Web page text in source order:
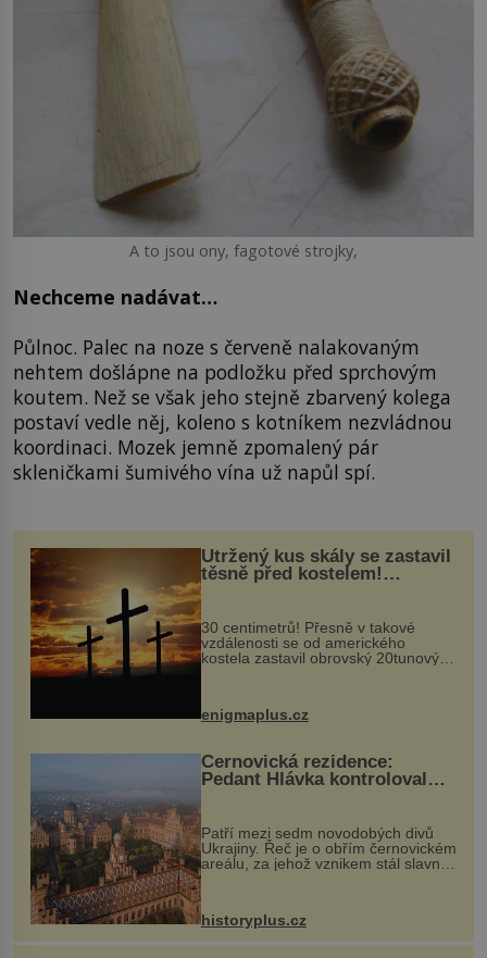
A to jsou ony, fagotové strojky,
Nechceme nadávat…
Půlnoc. Palec na noze s červeně nalakovaným
nehtem došlápne na podložku před sprchovým
koutem. Než se však jeho stejně zbarvený kolega
postaví vedle něj, koleno s kotníkem nezvládnou
koordinaci. Mozek jemně zpomalený pár
skleničkami šumivého vína už napůl spí.
Utržený kus skály se zastavil
těsně před kostelem!
Ochránila ho boží síla?
30 centimetrů! Přesně v takové
vzdálenosti se od amerického
kostela zastavil obrovský 20tunový
...
enigmaplus.cz
Černovická rezidence:
Pedant Hlávka kontroloval
Patří mezi sedm novodobých divů
Ukrajiny. Řeč je o obřím černovickém
areálu, za jehož vznikem stál slavný
český architekt Josef Hlávka. Ten si
na něm dal mimořádně záležet. Jeho
historyplus.cz